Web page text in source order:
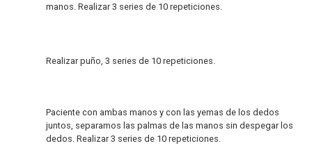
manos. Realizar 3 series de 10 repeticiones.
Realizar puño, 3 series de 10 repeticiones.
Paciente con ambas manos y con las yemas de los dedos
juntos, separamos las palmas de las manos sin despegar los
dedos. Realizar 3 series de 10 repeticiones.